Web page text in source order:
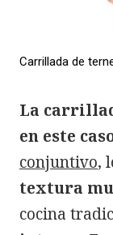
Carrillada de
La
en este
conjuntivo,
textura
cocina